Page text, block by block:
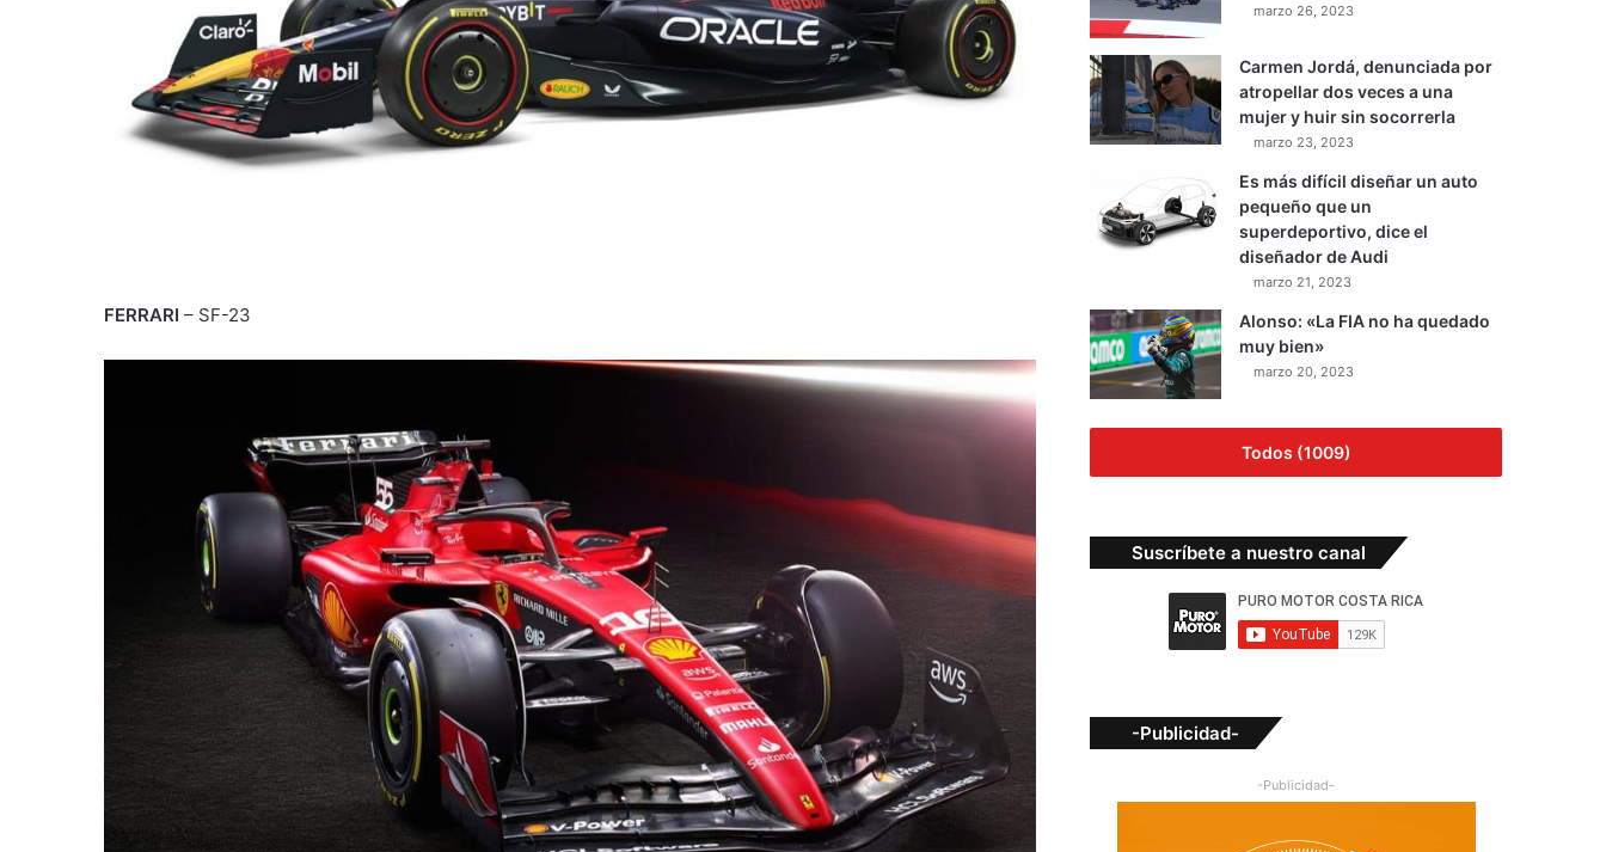
FERRARI – SF-23
marzo 26, 2023
Carmen Jordá, denunciada por
atropellar dos veces a una
mujer y huir sin socorrerla
marzo 23, 2023
Es más difícil diseñar un auto
pequeño que un
superdeportivo, dice el
diseñador de Audi
marzo 21, 2023
Alonso: «La FIA no ha quedado
muy bien»
marzo 20, 2023
Todos (1009)
Suscríbete a nuestro canal
-Publicidad-
-Publicidad-